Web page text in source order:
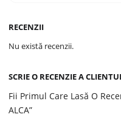
RECENZII
Nu există recenzii.
SCRIE O RECENZIE A
Fii Primul Care Lasă O
ALCA”